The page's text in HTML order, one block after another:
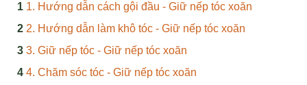
1. Hướng dẫn cách gội đầu - Giữ nếp tóc xoăn
2. Hướng dẫn làm khô tóc - Giữ nếp tóc xoăn
3. Giữ nếp tóc - Giữ nếp tóc xoăn
4. Chăm sóc tóc - Giữ nếp tóc xoăn